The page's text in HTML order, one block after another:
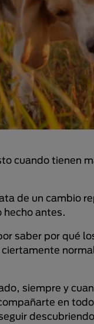
cuando tienen
de un cambio
hecho antes.
saber por qué
siempre y
en